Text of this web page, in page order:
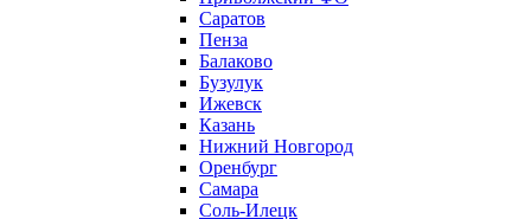
Саратов
Пенза
Балаково
Бузулук
Ижевск
Казань
Нижний Новгород
Оренбург
Самара
Соль-Илецк